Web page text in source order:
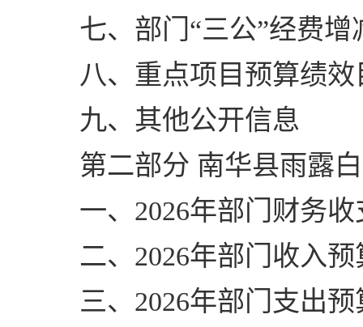
七、部门“三公”经费
八、重点项目预算绩
九、其他公开信息
第二部分 南华县雨露
一、2026年部门财务
二、2026年部门收入预
三、2026年部门支出预